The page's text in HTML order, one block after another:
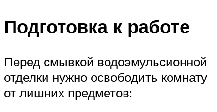
Подготовка к работе
Перед смывкой водоэмульсионной
отделки нужно освободить комнату
от лишних предметов: